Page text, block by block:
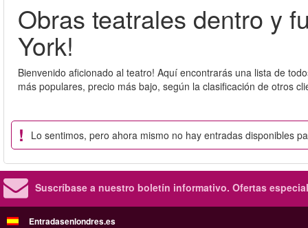
Obras teatrales dentro y
York!
Bienvenido aficionado al teatro! Aquí encontrarás una lista de
más populares, precio más bajo, según la clasificación de otros
Lo sentimos, pero ahora mismo no hay entradas disponibles
Suscríbase a nuestro boletín informativo. Ofertas
Entradasenlondres.es